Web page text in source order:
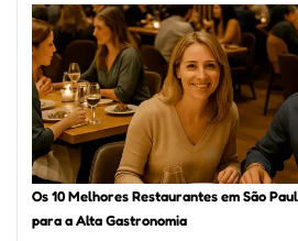
Os 10 Melhores Restaurantes em São
para a Alta Gastronomia